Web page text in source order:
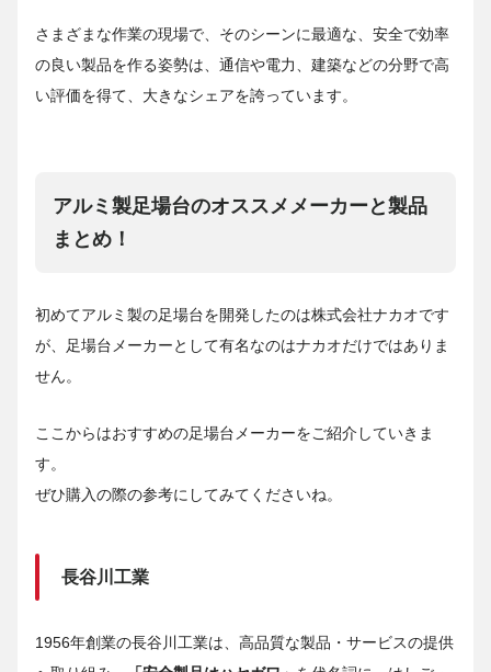
さまざまな作業の現場で、そのシーンに最適な、安全で効率
の良い製品を作る姿勢は、通信や電力、建築などの分野で高
い評価を得て、大きなシェアを誇っています。
アルミ製足場台のオススメメーカーと製品
まとめ！
初めてアルミ製の足場台を開発したのは株式会社ナカオです
が、足場台メーカーとして有名なのはナカオだけではありま
せん。
ここからはおすすめの足場台メーカーをご紹介していきま
す。
ぜひ購入の際の参考にしてみてくださいね。
長谷川工業
1956年創業の長谷川工業は、高品質な製品・サービスの提供